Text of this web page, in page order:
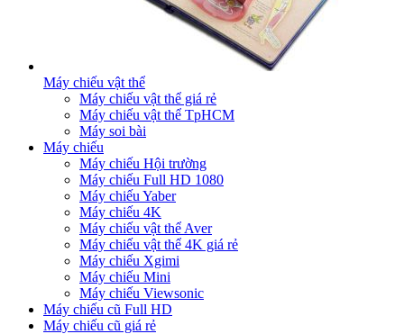
Máy chiếu vật thể
Máy chiếu vật thể giá rẻ
Máy chiếu vật thể TpHCM
Máy soi bài
Máy chiếu
Máy chiếu Hội trường
Máy chiếu Full HD 1080
Máy chiếu Yaber
Máy chiếu 4K
Máy chiếu vật thể Aver
Máy chiếu vật thể 4K giá rẻ
Máy chiếu Xgimi
Máy chiếu Mini
Máy chiếu Viewsonic
Máy chiếu cũ Full HD
Máy chiếu cũ giá rẻ